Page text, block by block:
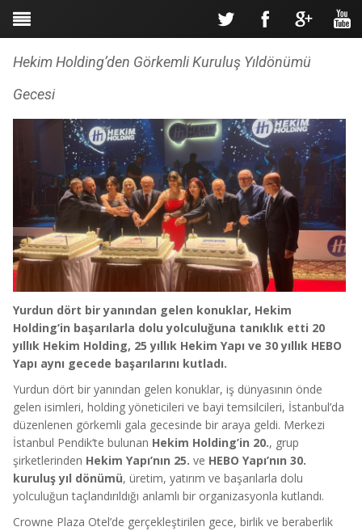
Hekim Holding’den Görkemli Kuruluş Yıldönümü
Gecesi
Yurdun dört bir yanından gelen konuklar, Hekim
Holding’in başarılarla dolu yolculuğuna tanıklık etti 20
yıllık Hekim Holding, 25 yıllık Hekim Yapı ve 30 yıllık HEBO
Yapı aynı gecede başarılarını kutladı.
Yurdun dört bir yanından gelen konuklar, iş dünyasının önde
gelen isimleri, holding yöneticileri ve bayi temsilcileri, İstanbul’da
düzenlenen görkemli gala gecesinde bir araya geldi. Merkezi
İstanbul Pendik’te bulunan Hekim Holding’in 20., grup
şirketlerinden Hekim Yapı’nın 25. ve HEBO Yapı’nın 30.
kuruluş yıl dönümü, üretim, yatırım ve başarılarla dolu
yolculuğun taçlandırıldığı anlamlı bir organizasyonla kutlandı.
Crowne Plaza Otel’de gerçekleştirilen gece, birlik ve beraberlik